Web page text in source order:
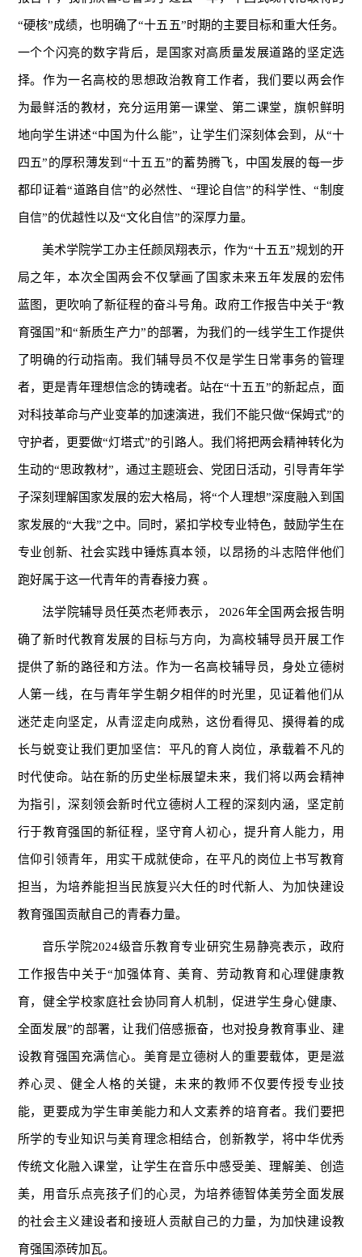
“硬核”成绩，也明确了“十五五”时期的主要目标和重大任务。
一个个闪亮的数字背后，是国家对高质量发展道路的坚定选
择。作为一名高校的思想政治教育工作者，我们要以两会作
为最鲜活的教材，充分运用第一课堂、第二课堂，旗帜鲜明
地向学生讲述“中国为什么能”，让学生们深刻体会到，从“十
四五”的厚积薄发到“十五五”的蓄势腾飞，中国发展的每一步
都印证着“道路自信”的必然性、“理论自信”的科学性、“制度
自信”的优越性以及“文化自信”的深厚力量。
美术学院学工办主任颜凤翔表示，作为“十五五”规划的开
局之年，本次全国两会不仅擘画了国家未来五年发展的宏伟
蓝图，更吹响了新征程的奋斗号角。政府工作报告中关于“教
育强国”和“新质生产力”的部署，为我们的一线学生工作提供
了明确的行动指南。我们辅导员不仅是学生日常事务的管理
者，更是青年理想信念的铸魂者。站在“十五五”的新起点，面
对科技革命与产业变革的加速演进，我们不能只做“保姆式”的
守护者，更要做“灯塔式”的引路人。我们将把两会精神转化为
生动的“思政教材”，通过主题班会、党团日活动，引导青年学
子深刻理解国家发展的宏大格局，将“个人理想”深度融入到国
家发展的“大我”之中。同时，紧扣学校专业特色，鼓励学生在
专业创新、社会实践中锤炼真本领，以昂扬的斗志陪伴他们
跑好属于这一代青年的青春接力赛 。
法学院辅导员任英杰老师表示， 2026年全国两会报告明
确了新时代教育发展的目标与方向，为高校辅导员开展工作
提供了新的路径和方法。作为一名高校辅导员，身处立德树
人第一线，在与青年学生朝夕相伴的时光里，见证着他们从
迷茫走向坚定，从青涩走向成熟，这份看得见、摸得着的成
长与蜕变让我们更加坚信：平凡的育人岗位，承载着不凡的
时代使命。站在新的历史坐标展望未来，我们将以两会精神
为指引，深刻领会新时代立德树人工程的深刻内涵，坚定前
行于教育强国的新征程，坚守育人初心，提升育人能力，用
信仰引领青年，用实干成就使命，在平凡的岗位上书写教育
担当，为培养能担当民族复兴大任的时代新人、为加快建设
教育强国贡献自己的青春力量。
音乐学院2024级音乐教育专业研究生易静亮表示，政府
工作报告中关于“加强体育、美育、劳动教育和心理健康教
育，健全学校家庭社会协同育人机制，促进学生身心健康、
全面发展”的部署，让我们倍感振奋，也对投身教育事业、建
设教育强国充满信心。美育是立德树人的重要载体，更是滋
养心灵、健全人格的关键，未来的教师不仅要传授专业技
能，更要成为学生审美能力和人文素养的培育者。我们要把
所学的专业知识与美育理念相结合，创新教学，将中华优秀
传统文化融入课堂，让学生在音乐中感受美、理解美、创造
美，用音乐点亮孩子们的心灵，为培养德智体美劳全面发展
的社会主义建设者和接班人贡献自己的力量，为加快建设教
育强国添砖加瓦。